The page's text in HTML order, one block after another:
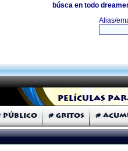
búsca en todo
Películas
Público # Gritos #